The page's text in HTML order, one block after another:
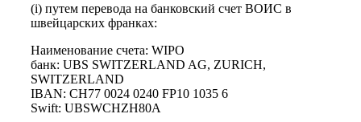
(i) путем перевода на банковский счет ВОИС в
швейцарских франках:
Наименование счета: WIPO
банк: UBS SWITZERLAND AG, ZURICH,
SWITZERLAND
IBAN: CH77 0024 0240 FP10 1035 6
Swift: UBSWCHZH80A